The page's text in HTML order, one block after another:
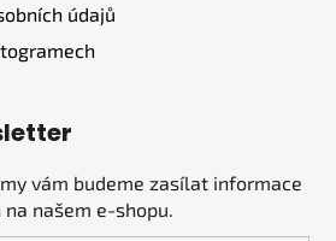
údajů
vám budeme zasílat informace
našem e-shopu.